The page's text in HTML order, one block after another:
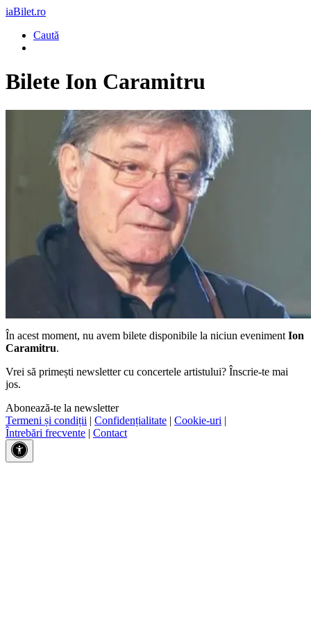
iaBilet.ro
Caută
Bilete Ion Caramitru
În acest moment, nu avem bilete disponibile la niciun eveniment Ion
Caramitru.
Vrei să primești newsletter cu concertele artistului? Înscrie-te mai
jos.
Abonează-te la newsletter
Termeni și condiții | Confidențialitate | Cookie-uri |
Întrebări frecvente | Contact